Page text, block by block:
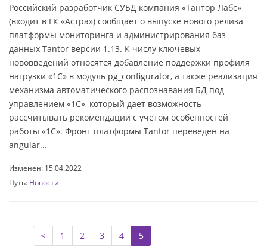
Российский разработчик СУБД компания «Тантор Лабс»
(входит в ГК «Астра») сообщает о выпуске нового релиза
платформы мониторинга и администрирования баз
данных Tantor версии 1.13. К числу ключевых
нововведений относятся добавление поддержки профиля
нагрузки «1С» в модуль pg_configurator, а также реализация
механизма автоматического распознавания БД под
управлением «1С», который дает возможность
рассчитывать рекомендации с учетом особенностей
работы «1С». Фронт платформы Tantor переведен на
angular...
Изменен: 15.04.2022
Путь: Новости
< 1 2 3 4 5